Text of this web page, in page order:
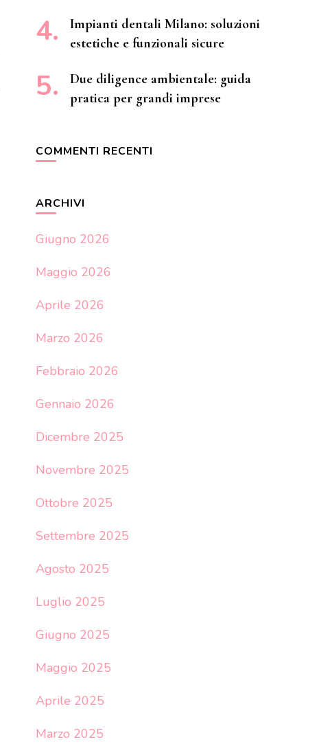
Impianti dentali Milano: soluzioni
estetiche e funzionali sicure
Due diligence ambientale: guida
pratica per grandi imprese
COMMENTI RECENTI
ARCHIVI
Giugno 2026
Maggio 2026
Aprile 2026
Marzo 2026
Febbraio 2026
Gennaio 2026
Dicembre 2025
Novembre 2025
Ottobre 2025
Settembre 2025
Agosto 2025
Luglio 2025
Giugno 2025
Maggio 2025
Aprile 2025
Marzo 2025